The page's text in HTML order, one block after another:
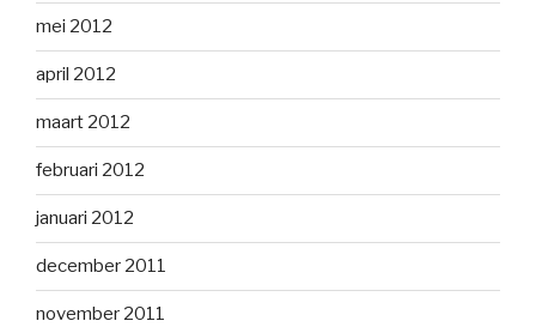
mei 2012
april 2012
maart 2012
februari 2012
januari 2012
december 2011
november 2011